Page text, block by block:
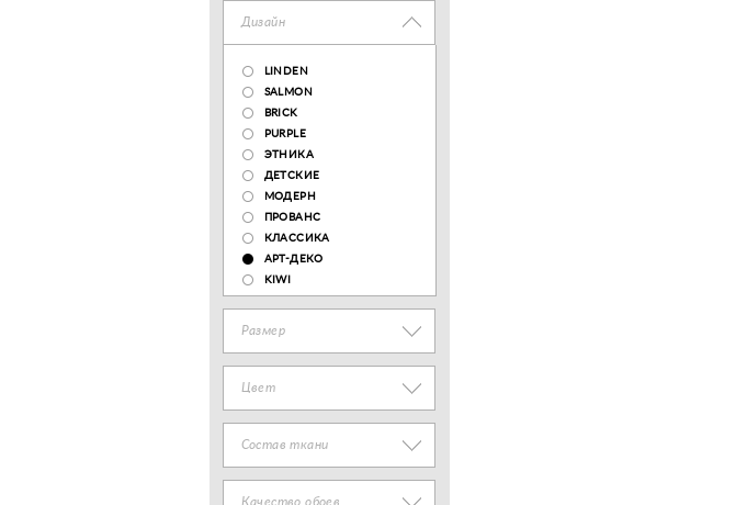
Дизайн
LINDEN
SALMON
BRICK
PURPLE
ЭТНИКА
ДЕТСКИЕ
МОДЕРН
ПРОВАНС
КЛАССИКА
АРТ-ДЕКО
KIWI
Размер
Цвет
Состав ткани
Качество обоев